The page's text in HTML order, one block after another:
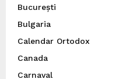
București
Bulgaria
Calendar Ortodox
Canada
Carnaval